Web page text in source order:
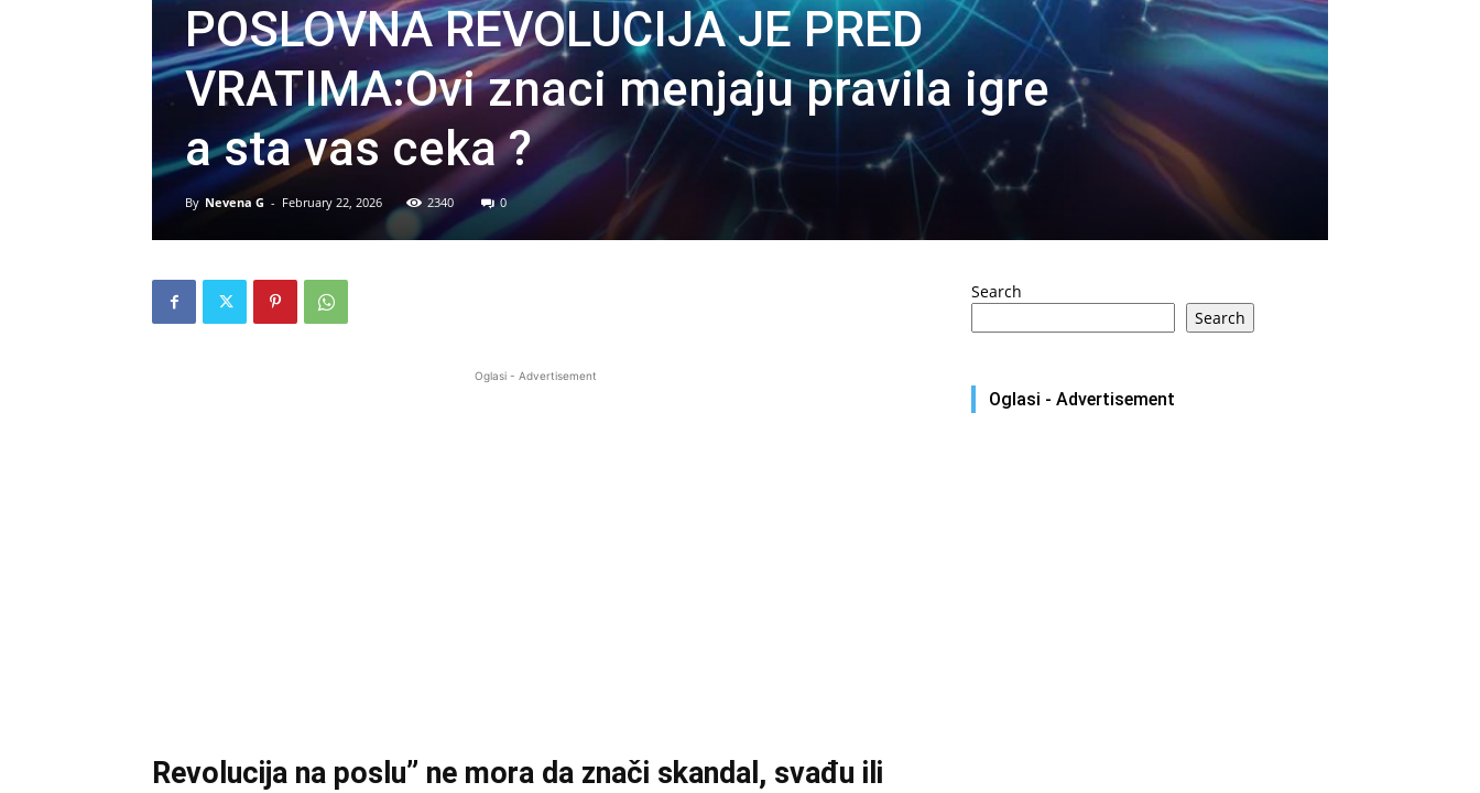
POSLOVNA REVOLUCIJA JE PRED
VRATIMA:Ovi znaci menjaju pravila igre
a sta vas ceka ?
By Nevena G - February 22, 2026 2340 0
Oglasi - Advertisement
Revolucija na poslu” ne mora da znači skandal, svađu ili
Search
Search
Oglasi - Advertisement